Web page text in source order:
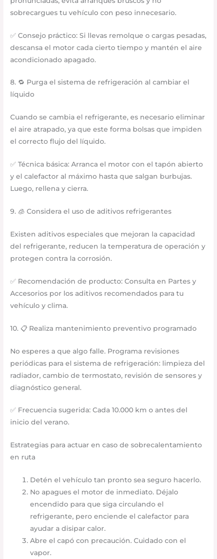
sobrecargues tu vehículo con peso innecesario.
✅ Consejo práctico: Si llevas remolque o cargas pesadas,
descansa el motor cada cierto tiempo y mantén el aire
acondicionado apagado.
8. 🔁 Purga el sistema de refrigeración al cambiar el
líquido
Cuando se cambia el refrigerante, es necesario eliminar
el aire atrapado, ya que este forma bolsas que impiden
el correcto flujo del líquido.
✅ Técnica básica: Arranca el motor con el tapón abierto
y el calefactor al máximo hasta que salgan burbujas.
Luego, rellena y cierra.
9. 🧊 Considera el uso de aditivos refrigerantes
Existen aditivos especiales que mejoran la capacidad
del refrigerante, reducen la temperatura de operación y
protegen contra la corrosión.
✅ Recomendación de producto: Consulta en Partes y
Accesorios por los aditivos recomendados para tu
vehículo y clima.
10. 📋 Realiza mantenimiento preventivo programado
No esperes a que algo falle. Programa revisiones
periódicas para el sistema de refrigeración: limpieza del
radiador, cambio de termostato, revisión de sensores y
diagnóstico general.
✅ Frecuencia sugerida: Cada 10.000 km o antes del
inicio del verano.
Estrategias para actuar en caso de sobrecalentamiento
en ruta
Detén el vehículo tan pronto sea seguro hacerlo.
No apagues el motor de inmediato. Déjalo
encendido para que siga circulando el
refrigerante, pero enciende el calefactor para
ayudar a disipar calor.
Abre el capó con precaución. Cuidado con el
vapor.